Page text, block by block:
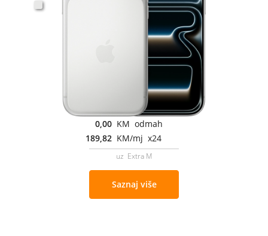
0,00 KM odmah
189,82 KM/mj x24
uz Extra M
Saznaj više